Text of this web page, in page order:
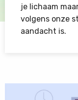
je lichaam
volgens onze
aandacht is.